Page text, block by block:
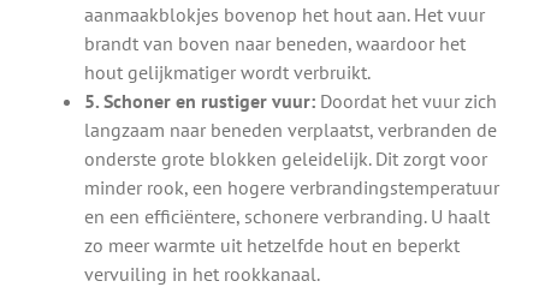
aanmaakblokjes bovenop het hout aan. Het vuur
brandt van boven naar beneden, waardoor het
hout gelijkmatiger wordt verbruikt.
5. Schoner en rustiger vuur:Doordat het vuur zich
langzaam naar beneden verplaatst, verbranden de
onderste grote blokken geleidelijk. Dit zorgt voor
minder rook, een hogere verbrandingstemperatuur
en een efficiëntere, schonere verbranding. U haalt
zo meer warmte uit hetzelfde hout en beperkt
vervuiling in het rookkanaal.